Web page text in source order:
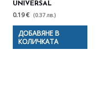
UNIVERSAL
0.19 € (0.37 лв.)
ДОБАВЯНЕ В
КОЛИЧКАТА